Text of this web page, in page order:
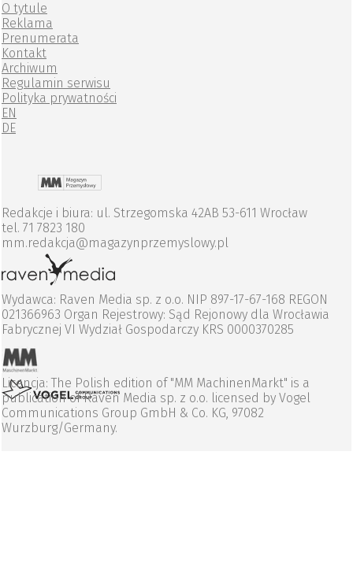
O tytule
Reklama
Prenumerata
Kontakt
Archiwum
Regulamin serwisu
Polityka prywatności
EN
DE
Redakcje i biura: ul. Strzegomska 42AB 53-611 Wrocław
tel. 71 7823 180
mm.redakcja@magazynprzemyslowy.pl
Wydawca: Raven Media sp. z o.o. NIP 897-17-67-168 REGON
021366963 Organ Rejestrowy: Sąd Rejonowy dla Wrocławia
Fabrycznej VI Wydział Gospodarczy KRS 0000370285
Licencja: The Polish edition of "MM MachinenMarkt" is a
publication of Raven Media sp. z o.o. licensed by Vogel
Communications Group GmbH & Co. KG, 97082
Wurzburg/Germany.